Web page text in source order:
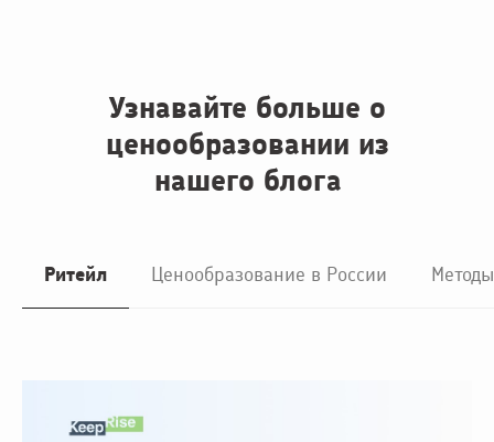
Узнавайте больше о
ценообразовании из
нашего блога
Ритейл Ценообразование в России